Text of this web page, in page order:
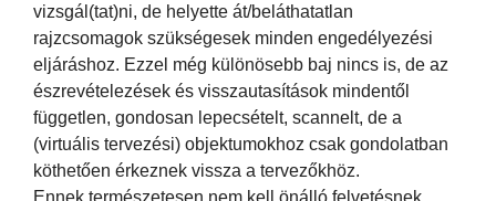
vizsgál(tat)ni, de helyette át/beláthatatlan
rajzcsomagok szükségesek minden engedélyezési
eljáráshoz. Ezzel még különösebb baj nincs is, de az
észrevételezések és visszautasítások mindentől
független, gondosan lepecsételt, scannelt, de a
(virtuális tervezési) objektumokhoz csak gondolatban
köthetően érkeznek vissza a tervezőkhöz.
Ennek természetesen nem kell önálló felvetésnek